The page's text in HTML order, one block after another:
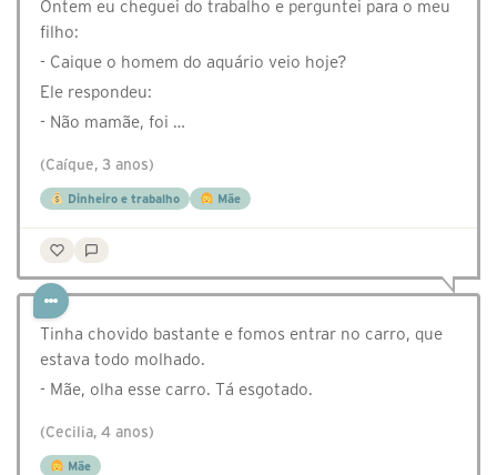
Ontem eu cheguei do trabalho e perguntei para o meu
filho:
- Caique o homem do aquário veio hoje?
Ele respondeu:
- Não mamãe, foi …
(Caíque, 3 anos)
Dinheiro e trabalho Mãe
Tinha chovido bastante e fomos entrar no carro, que
estava todo molhado.
- Mãe, olha esse carro. Tá esgotado.
(Cecilia, 4 anos)
Mãe